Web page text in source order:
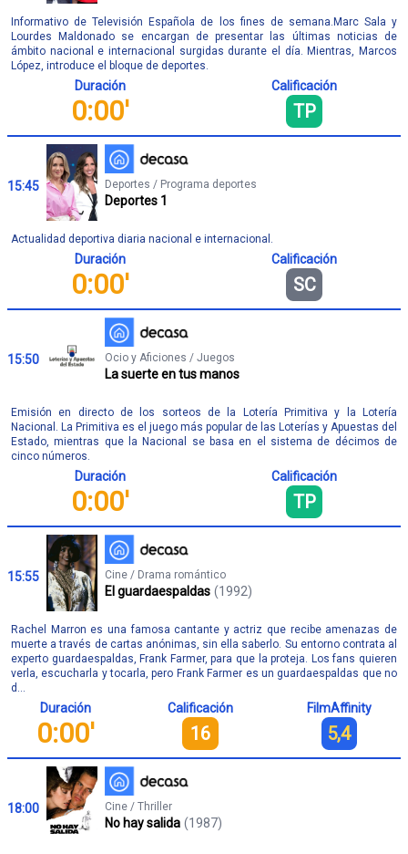
Informativo de Televisión Española de los fines de semana.Marc Sala y
Lourdes Maldonado se encargan de presentar las últimas noticias de
ámbito nacional e internacional surgidas durante el día. Mientras, Marcos
López, introduce el bloque de deportes.
Duración
0:00'
Calificación
TP
15:45 Deportes / Programa deportes
Deportes 1
Actualidad deportiva diaria nacional e internacional.
Duración
0:00'
Calificación
SC
15:50 Ocio y Aficiones / Juegos
La suerte en tus manos
Emisión en directo de los sorteos de la Lotería Primitiva y la Lotería
Nacional. La Primitiva es el juego más popular de las Loterías y Apuestas del
Estado, mientras que la Nacional se basa en el sistema de décimos de
cinco números.
Duración
0:00'
Calificación
TP
15:55 Cine / Drama romántico
El guardaespaldas (1992)
Rachel Marron es una famosa cantante y actriz que recibe amenazas de
muerte a través de cartas anónimas, sin ella saberlo. Su entorno contrata al
experto guardaespaldas, Frank Farmer, para que la proteja. Los fans quieren
verla, escucharla y tocarla, pero Frank Farmer es un guardaespaldas que no
d...
Duración
0:00'
Calificación
16
FilmAffinity
5,4
18:00 Cine / Thriller
No hay salida (1987)